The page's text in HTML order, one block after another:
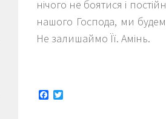
нічого не боятися і
нашого Господа, ми
Не залишаймо Її. Амінь.
Facebook